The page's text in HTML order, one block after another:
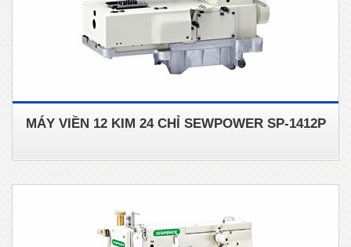
MÁY VIỀN 12 KIM 24 CHỈ SEWPOWER SP-1412P